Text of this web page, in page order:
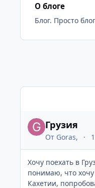
О блоге
Блог. Просто блог
Записи в этом блоге
Грузия
От Goras,
Хочу поехать в
понимаю, что хочу
Кахетии,